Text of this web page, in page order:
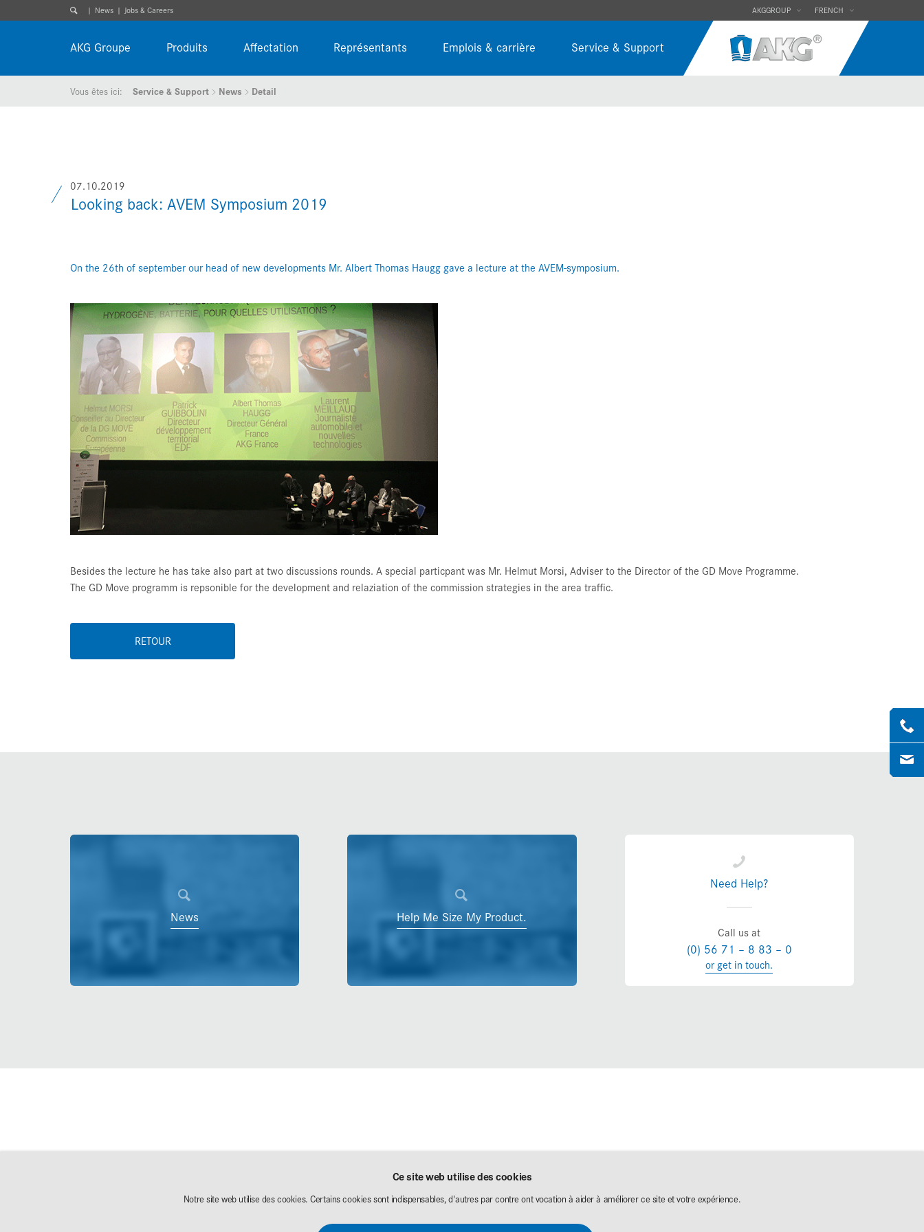
News Jobs & Careers AKGGROUP FRENCH
AKG Groupe Produits Affectation Représentants Emplois & carrière Service & Support
Vous êtes ici: Service & Support News Detail
07.10.2019
Looking back: AVEM Symposium 2019
On the 26th of september our head of new developments Mr. Albert Thomas Haugg gave a lecture at the AVEM-symposium.
Besides the lecture he has take also part at two discussions rounds. A special particpant was Mr. Helmut Morsi, Adviser to the Director of the GD Move Programme.
The GD Move programm is repsonible for the development and relaziation of the commission strategies in the area traffic.
RETOUR
News Help Me Size My Product.
Need Help?
Call us at
(0) 56 71 – 8 83 – 0
or get in touch.
Refroidisseur Électronique
Exposition
Ce site web utilise des cookies
Notre site web utilise des cookies. Certains cookies sont indispensables, d'autres par contre ont vocation à aider à améliorer ce site et votre expérience.